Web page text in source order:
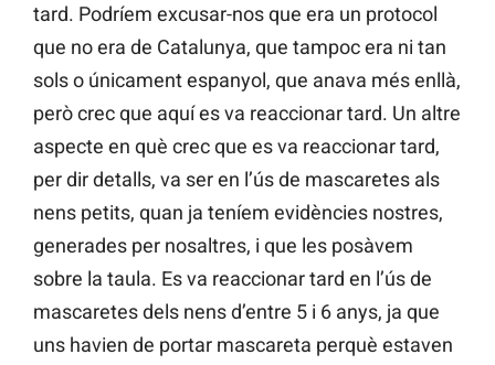
tard. Podríem excusar-nos que era un protocol
que no era de Catalunya, que tampoc era ni tan
sols o únicament espanyol, que anava més enllà,
però crec que aquí es va reaccionar tard. Un altre
aspecte en què crec que es va reaccionar tard,
per dir detalls, va ser en l’ús de mascaretes als
nens petits, quan ja teníem evidències nostres,
generades per nosaltres, i que les posàvem
sobre la taula. Es va reaccionar tard en l’ús de
mascaretes dels nens d’entre 5 i 6 anys, ja que
uns havien de portar mascareta perquè estaven